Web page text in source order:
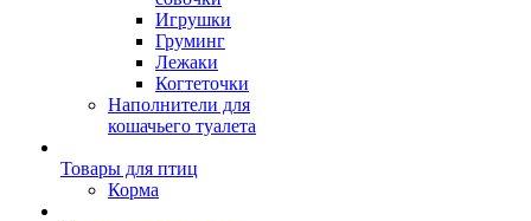
Игрушки
Груминг
Лежаки
Когтеточки
Наполнители для
кошачьего туалета
Товары для птиц
Корма